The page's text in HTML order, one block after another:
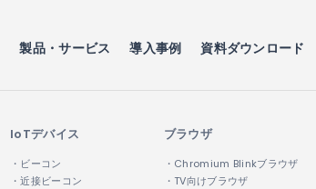
製品・サービス 導入事例 資料ダウンロード
IoTデバイス
・ビーコン
・近接ビーコン
ブラウザ
・Chromium Blinkブラウザ
・TV向けブラウザ